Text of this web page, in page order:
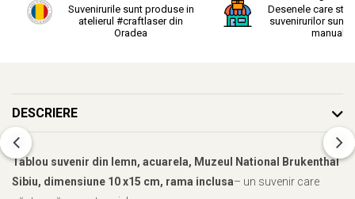
Suvenirurile sunt produse in
atelierul #craftlaser din
Oradea
Desenele care
suvenirurilor sunt
manual.
DESCRIERE
Tablou suvenir din lemn, acuarela, Muzeul National Brukenthal
Sibiu, dimensiune 10 x15 cm, rama inclusa– un suvenir care